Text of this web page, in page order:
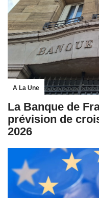
A La Une
La Banque de
prévision de
2026